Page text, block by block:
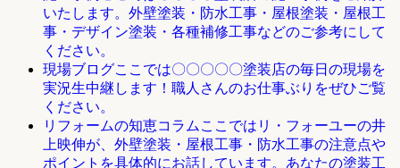
いたします。外壁塗装・防水工事・屋根塗装・屋根工
事・デザイン塗装・各種補修工事などのご参考にして
ください。
現場ブログここでは〇〇〇〇〇塗装店の毎日の現場を
実況生中継します！職人さんのお仕事ぶりをぜひご覧
ください。
リフォームの知恵コラム ここではリ・フォーユーの井
上映伸が、外壁塗装・屋根工事・防水工事の注意点や
ポイントを具体的にお話しています。あなたの塗装工